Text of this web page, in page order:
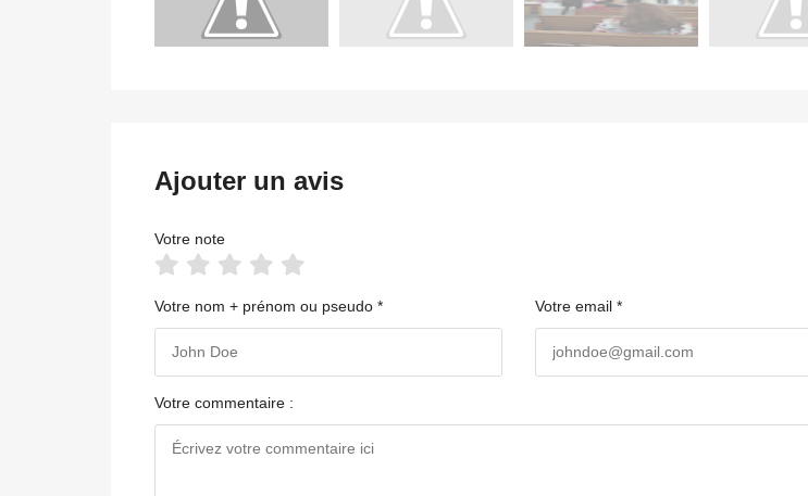
Ajouter un avis
Votre note
Votre nom + prénom ou pseudo * Votre email *
Votre commentaire :